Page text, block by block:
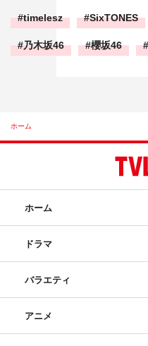
timelesz SixTONES
乃木坂46 櫻坂46
ホーム
ホーム
ドラマ
バラエティ
アニメ